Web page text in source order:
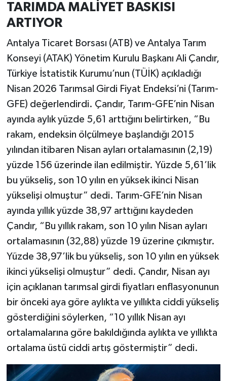
TARIMDA MALİYET BASKISI
ARTIYOR
Antalya Ticaret Borsası (ATB) ve Antalya Tarım
Konseyi (ATAK) Yönetim Kurulu Başkanı Ali Çandır,
Türkiye İstatistik Kurumu’nun (TÜİK) açıkladığı
Nisan 2026 Tarımsal Girdi Fiyat Endeksi’ni (Tarım-
GFE) değerlendirdi. Çandır, Tarım-GFE’nin Nisan
ayında aylık yüzde 5,61 arttığını belirtirken, “Bu
rakam, endeksin ölçülmeye başlandığı 2015
yılından itibaren Nisan ayları ortalamasının (2,19)
yüzde 156 üzerinde ilan edilmiştir. Yüzde 5,61’lik
bu yükseliş, son 10 yılın en yüksek ikinci Nisan
yükselişi olmuştur” dedi. Tarım-GFE’nin Nisan
ayında yıllık yüzde 38,97 arttığını kaydeden
Çandır, “Bu yıllık rakam, son 10 yılın Nisan ayları
ortalamasının (32,88) yüzde 19 üzerine çıkmıştır.
Yüzde 38,97’lik bu yükseliş, son 10 yılın en yüksek
ikinci yükselişi olmuştur” dedi. Çandır, Nisan ayı
için açıklanan tarımsal girdi fiyatları enflasyonunun
bir önceki aya göre aylıkta ve yıllıkta ciddi yükseliş
gösterdiğini söylerken, “10 yıllık Nisan ayı
ortalamalarına göre bakıldığında aylıkta ve yıllıkta
ortalama üstü ciddi artış göstermiştir” dedi.